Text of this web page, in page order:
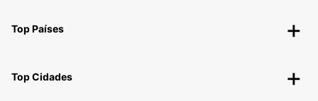
Top Países
Top Cidades